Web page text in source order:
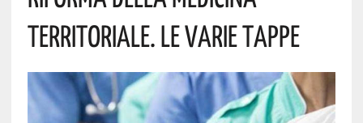
Territoriale. Le Varie Tappe